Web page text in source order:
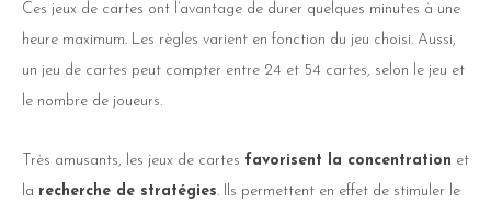
Ces jeux de cartes ont l’avantage de durer quelques minutes à une
heure maximum. Les règles varient en fonction du jeu choisi. Aussi,
un jeu de cartes peut compter entre 24 et 54 cartes, selon le jeu et
le nombre de joueurs.
Très amusants, les jeux de cartes favorisent la concentration et
la recherche de stratégies. Ils permettent en effet de stimuler le